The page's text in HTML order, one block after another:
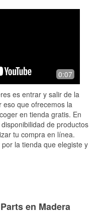
0:07
es entrar y salir de la
eso que ofrecemos la
en tienda gratis. En
de productos
tu compra en línea.
la tienda que elegiste y
en Madera